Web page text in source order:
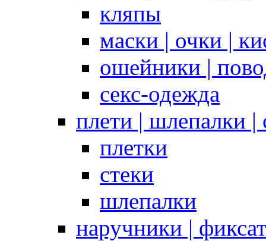
кляпы
маски | очки |
ошейники |
секс-одежда
плети | шлепалки |
плетки
стеки
шлепалки
наручники |